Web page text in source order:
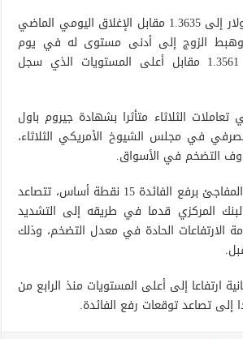
وارتفع الإسترليني/ دولار إلى 1.3635 مقابل الإغلاق اليومي الماضي
سجل 1.3575. وهبط الزوج إلى أدنى مستوى له في يوم
التداول الثلاثاء عند 1.3561 مقابل أعلى المستويات الذي سجل
تعاملات الثلاثاء متأثرا بشهادة جيروم باول
في مجلس الشيوخ الأمريكي الثلاثاء،
التضخم في الأسواق.
ومنذ قرار بنك إنجلترا المفاجئ برفع الفائدة 15 نقطة أساس، تتصاعد
المركزي قدما في طريقه إلى التشديد
الارتفاعات الحادة في معدل التضخم، وذلك
ارتفاعا إلى أعلى المستويات منذ الرابع من
إلى تصاعد توقعات رفع الفائدة.